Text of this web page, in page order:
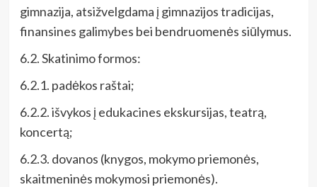
gimnazija, atsižvelgdama į gimnazijos tradicijas,
finansines galimybes bei bendruomenės siūlymus.
6.2. Skatinimo formos:
6.2.1. padėkos raštai;
6.2.2. išvykos į edukacines ekskursijas, teatrą,
koncertą;
6.2.3. dovanos (knygos, mokymo priemonės,
skaitmeninės mokymosi priemonės).